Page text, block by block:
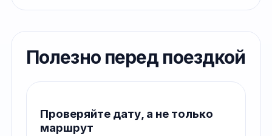
Полезно перед поездкой
Проверяйте дату, а не только
маршрут